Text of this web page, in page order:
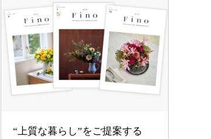
“上質な暮らし”をご提案する